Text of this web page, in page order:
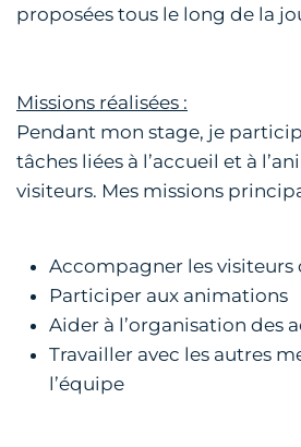
proposées tous le long de la
Missions réalisées :
Pendant mon stage, je
tâches liées à l’accueil et à
visiteurs. Mes missions
Accompagner les visiteurs
Participer aux animations
Aider à l’organisation des
Travailler avec les autres
l’équipe